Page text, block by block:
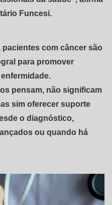
Funcesi.
com câncer são
para promover
pensam, não significam
sim oferecer suporte
o diagnóstico,
ou quando há